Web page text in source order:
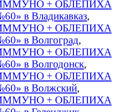
+ ОБЛЕПИХА
в Владикавказ,
+ ОБЛЕПИХА
в Волгоград,
+ ОБЛЕПИХА
в Волгодонск,
+ ОБЛЕПИХА
в Волжский,
+ ОБЛЕПИХА